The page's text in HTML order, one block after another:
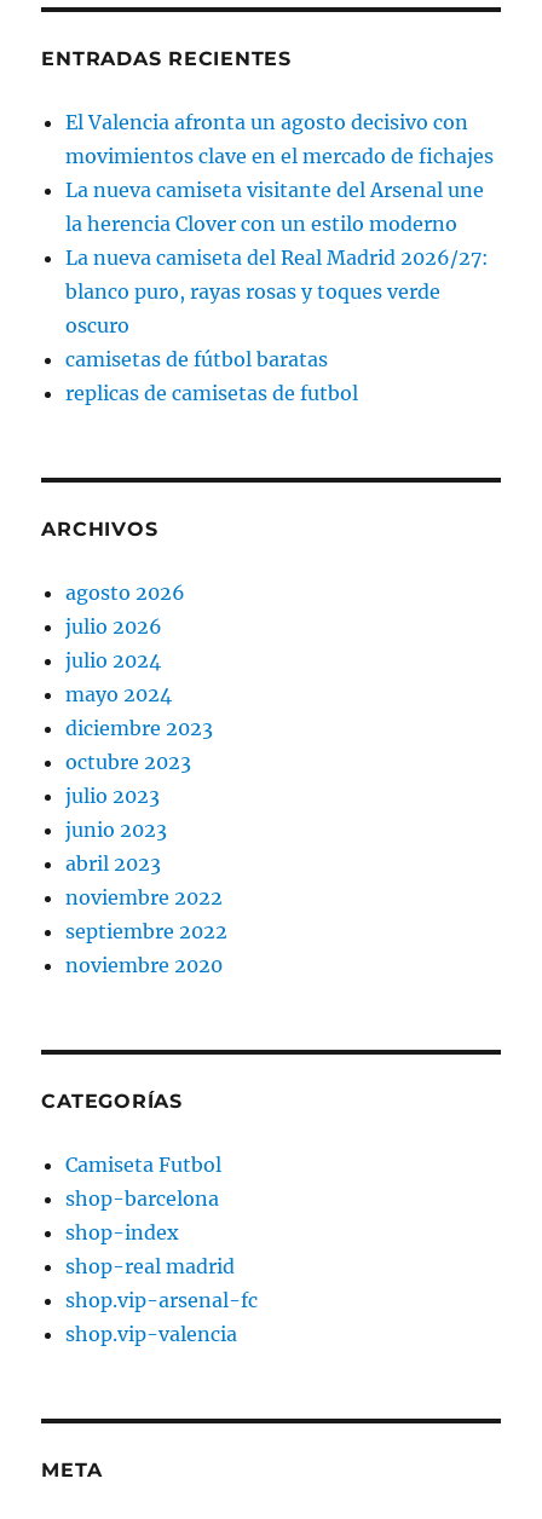
ENTRADAS RECIENTES
El Valencia afronta un agosto decisivo con
movimientos clave en el mercado de fichajes
La nueva camiseta visitante del Arsenal une
la herencia Clover con un estilo moderno
La nueva camiseta del Real Madrid 2026/27:
blanco puro, rayas rosas y toques verde
oscuro
camisetas de fútbol baratas
replicas de camisetas de futbol
ARCHIVOS
agosto 2026
julio 2026
julio 2024
mayo 2024
diciembre 2023
octubre 2023
julio 2023
junio 2023
abril 2023
noviembre 2022
septiembre 2022
noviembre 2020
CATEGORÍAS
Camiseta Futbol
shop-barcelona
shop-index
shop-real madrid
shop.vip-arsenal-fc
shop.vip-valencia
META